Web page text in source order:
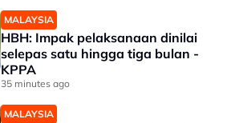
MALAYSIA
HBH: Impak pelaksanaan dinilai
selepas satu hingga tiga bulan -
KPPA
35 minutes ago
MALAYSIA